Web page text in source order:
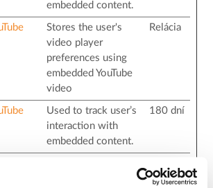
embedded content.
Stores the user's
video player
preferences using
embedded YouTube
video
Relácia
Used to track user’s
interaction with
embedded content.
180 dní